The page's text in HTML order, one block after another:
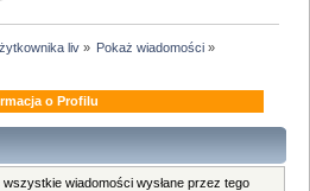
liv» Pokaż wiadomości»
o Profilu
wiadomości wysłane przez tego